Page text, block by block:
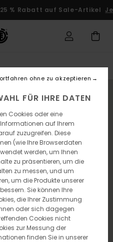
Rabatt auf Sale-Artikel Jetzt
FÜR IHRE DATEN
Cookies oder eine
auf Ihrem
zuzugreifen. Diese
(wie Ihre Browserdaten
werden, um Ihnen
zu präsentieren, um die
zu messen, und um
um die Produkte unserer
Sie können Ihre
die Ihrer Zustimmung
oder sich dagegen
Cookies nicht
zur Messung der
finden Sie in unserer
ohne zu akzeptieren